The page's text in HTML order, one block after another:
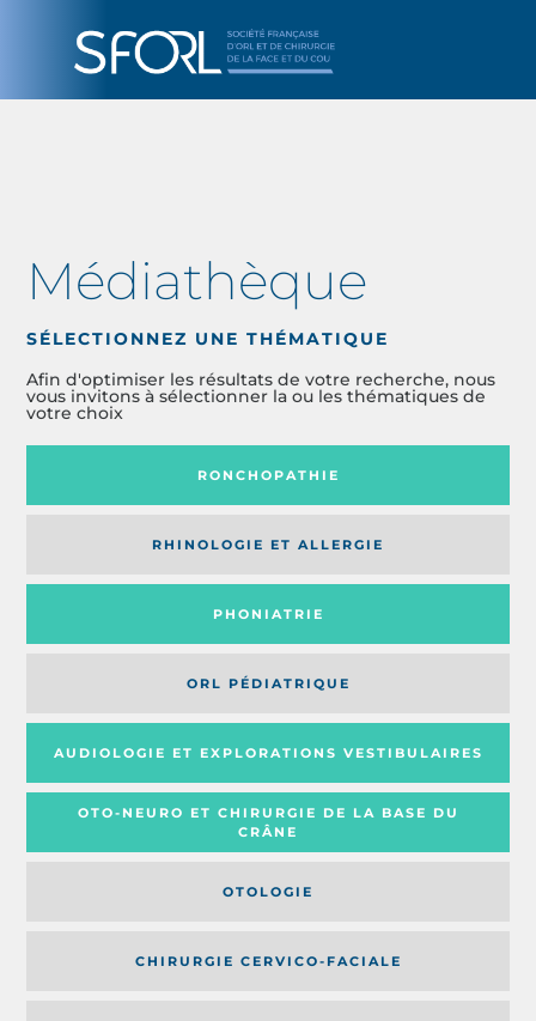
Médiathèque
SÉLECTIONNEZ UNE THÉMATIQUE
Afin d'optimiser les résultats de votre recherche, nous
vous invitons à sélectionner la ou les thématiques de
votre choix
RONCHOPATHIE
RHINOLOGIE ET ALLERGIE
PHONIATRIE
ORL PÉDIATRIQUE
AUDIOLOGIE ET EXPLORATIONS VESTIBULAIRES
OTO-NEURO ET CHIRURGIE DE LA BASE DU
CRÂNE
OTOLOGIE
CHIRURGIE CERVICO-FACIALE